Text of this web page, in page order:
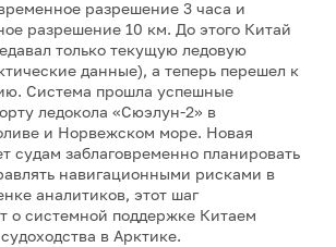
разрешение 3 часа и
разрешение 10 км. До этого Китай
только текущую ледовую
данные), а теперь перешел к
Система прошла успешные
ледокола «Сюэлун-2» в
и Норвежском море. Новая
судам заблаговременно планировать
навигационными рисками в
аналитиков, этот шаг
о системной поддержке Китаем
в Арктике.